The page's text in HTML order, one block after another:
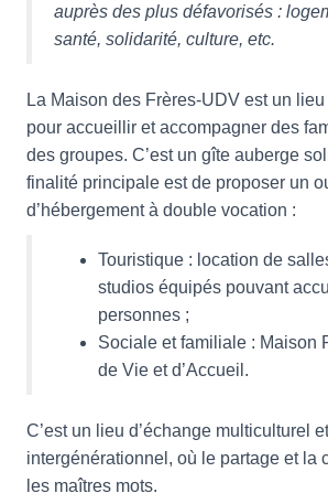
auprès des plus défavorisés :
santé, solidarité, culture, etc.
La Maison des Frères-UDV est un
pour accueillir et accompagner des
des groupes. C’est un gîte auberge
finalité principale est de proposer un
d’hébergement à double vocation :
Touristique : location de
studios équipés pouvant
personnes ;
Sociale et familiale : Maison
de Vie et d’Accueil.
C’est un lieu d’échange multiculturel et
intergénérationnel, où le partage et la
les maîtres mots.